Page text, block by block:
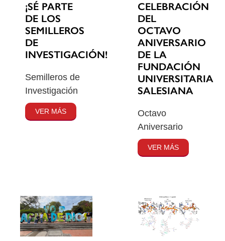
¡SÉ PARTE
DE LOS
SEMILLEROS
DE
INVESTIGACIÓN!
Semilleros de
Investigación
VER MÁS
CELEBRACIÓN
DEL
OCTAVO
ANIVERSARIO
DE LA
FUNDACIÓN
UNIVERSITARIA
SALESIANA
Octavo
Aniversario
VER MÁS